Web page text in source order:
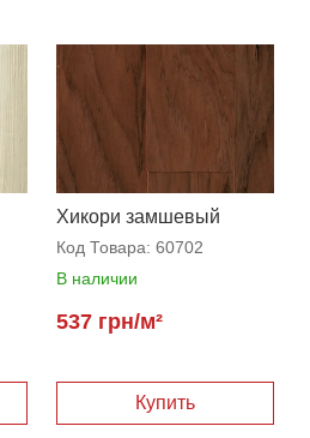
Хикори замшевый
Код Товара: 60702
В наличии
537 грн/м²